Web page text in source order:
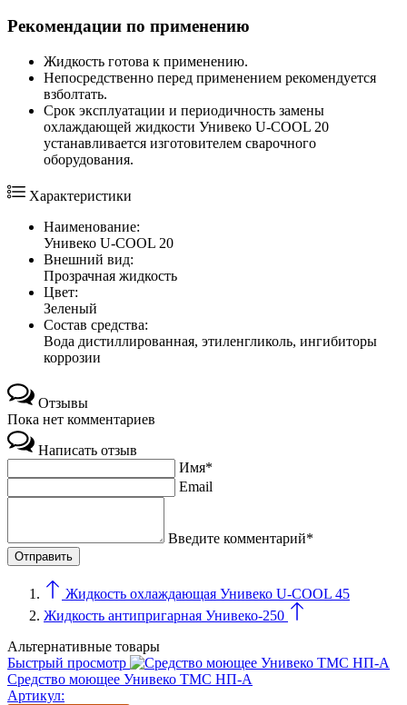
Рекомендации по применению
Жидкость готова к применению.
Непосредственно перед применением рекомендуется
взболтать.
Срок эксплуатации и периодичность замены
охлаждающей жидкости Унивеко U-COOL 20
устанавливается изготовителем сварочного
оборудования.
Характеристики
Наименование:
Унивеко U-COOL 20
Внешний вид:
Прозрачная жидкость
Цвет:
Зеленый
Состав средства:
Вода дистиллированная, этиленгликоль, ингибиторы
коррозии
Отзывы
Пока нет комментариев
Написать отзыв
Имя*
Email
Введите комментарий*
Жидкость охлаждающая Унивеко U-COOL 45
Жидкость антипригарная Унивеко-250
Альтернативные товары
Быстрый просмотр
Средство моющее Унивеко ТМС НП-А
Артикул: